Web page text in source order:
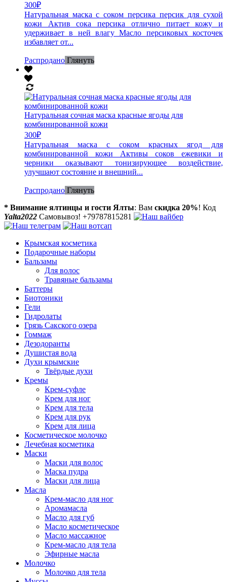
300₽
Натуральная маска с соком персика персик для сухой
кожи Актив сока персика отлично питает кожу и
удерживает в ней влагу Масло персиковых косточек
избавляет от...
Распродано Глянуть
Натуральная сочная маска красные ягоды для
комбинированной кожи
300₽
Натуральная маска с соком красных ягод для
комбинированной кожи Активы соков ежевики и
черники оказывают тонизирующее воздействие,
улучшают состояние и внешний...
Распродано Глянуть
* Внимание ялтинцы и гости Ялты: Вам скидка 20%! Код
Yalta2022 Самовывоз! +79787815281
Крымская косметика
Подарочные наборы
Бальзамы
Для волос
Травяные бальзамы
Баттеры
Биотоники
Гели
Гидролаты
Грязь Сакского озера
Гоммаж
Дезодоранты
Душистая вода
Духи крымские
Твёрдые духи
Кремы
Крем-суфле
Крем для ног
Крем для тела
Крем для рук
Крем для лица
Косметическое молочко
Лечебная косметика
Маски
Маски для волос
Маска пудра
Маски для лица
Масла
Крем-масло для ног
Аромамасла
Масло для губ
Масло косметическое
Масло массажное
Крем-масло для тела
Эфирные масла
Молочко
Молочко для тела